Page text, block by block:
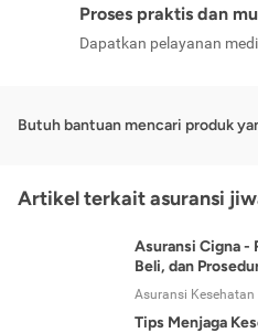
Proses praktis dan
Dapatkan pelayanan
Butuh bantuan mencari produk
Artikel terkait asuransi
Asuransi Cigna -
Beli, dan
Asuransi Kesehatan
Tips Menjaga